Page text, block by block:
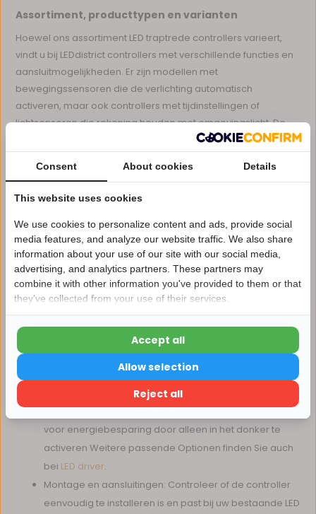
Assortiment, producttypen en varianten
Hoewel ons assortiment LED traptrede controllers varieert,
vindt u bij LEDdistrict controllers met verschillende functies en
aansluitmogelijkheden. Er zijn modellen met
bewegingssensoren die de verlichting automatisch
activeren, maar ook controllers met tijdinstellingen of
lichtsensoren die rekening houden met omgevingslicht. De
controllers zijn compatibel met diverse spanningen, vaak 12
of 24 volt, passend bij de meeste LED strips en spots.
Sommige controllers bieden dimfuncties voor extra
Belangrijke specificaties en waar let je op
Bij de keuze van een LED traptrede controller is het belangrijk
om te letten op de volgende specificaties Weitere passende
Optionen finden Sie auch beiGordijnrail LED profielen.
Spanning en stroomsterkte: Zorg dat de controller
geschikt is voor het voltage en de maximale stroom
van uw LED-verlichting Weitere passende Optionen
finden Sie auch bei Compacte mini inbouw LED spots.
Sensor type: Bewegingssensoren zijn ideaal voor
automatische activering, terwijl lichtsensoren zorgen
voor energiebesparing door alleen in het donker te
activeren Weitere passende Optionen finden Sie auch
bei LED driver.
Montage en aansluitingen: Controleer of de controller
eenvoudig te installeren is en past bij uw bestaande LED
Nu 15% korting
15korting
15% korting
Verder winkelen
Consent About cookies Details
This website uses cookies
We use cookies to personalize content and ads, provide social
media features, and analyze our website traffic. We also share
information about your use of our site with our social media,
advertising, and analytics partners. These partners may
combine it with other information you've provided to them or that
they've collected from your use of their services.
Reject all
Allow selection
Accept all